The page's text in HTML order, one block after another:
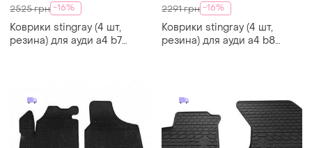
2525 грн -16%
Коврики stingray (4 шт,
резина) для ауди a4 b7
2291 грн -16%
Коврики stingray (4 шт,
резина) для ауди a4 b8